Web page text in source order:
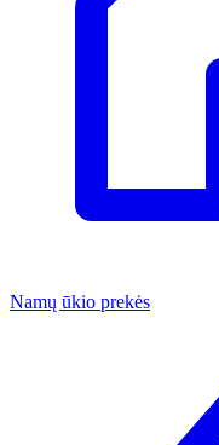
Namų ūkio prekės